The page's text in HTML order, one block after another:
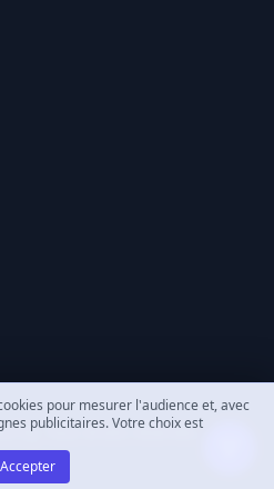
Tous droits réservés.
pour mesurer l'audience et, avec
publicitaires. Votre choix est
Accepter